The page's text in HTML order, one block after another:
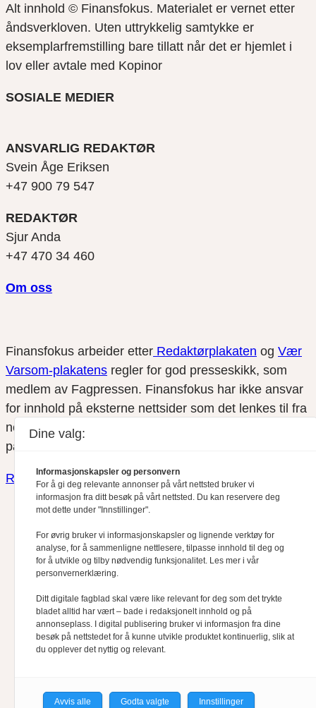
Alt innhold © Finansfokus. Materialet er vernet etter
åndsverkloven. Uten uttrykkelig samtykke er
eksemplarfremstilling bare tillatt når det er hjemlet i
lov eller avtale med Kopinor
SOSIALE MEDIER
ANSVARLIG REDAKTØR
Svein Åge Eriksen
+47 900 79 547
REDAKTØR
Sjur Anda
+47 470 34 460
Om oss
Finansfokus arbeider etter Redaktørplakaten og Vær
Varsom-plakatens regler for god presseskikk, som
medlem av Fagpressen. Finansfokus har ikke ansvar
for innhold på eksterne nettsider som det lenkes til fra
nettsidene. Vi benytter
på våre nettsider.
Redaktørplakaten ● Vær Varsomplakaten
Dine valg:
Informasjonskapsler og personvern
For å gi deg relevante annonser på vårt nettsted bruker vi
informasjon fra ditt besøk på vårt nettsted. Du kan reservere deg
mot dette under "Innstillinger".
For øvrig bruker vi informasjonskapsler og lignende verktøy for
analyse, for å sammenligne nettlesere, tilpasse innhold til deg og
for å utvikle og tilby nødvendig funksjonalitet. Les mer i vår
personvernerklæring.
Ditt digitale fagblad skal være like relevant for deg som det trykte
bladet alltid har vært – bade i redaksjonelt innhold og på
annonseplass. I digital publisering bruker vi informasjon fra dine
besøk på nettstedet for å kunne utvikle produktet kontinuerlig, slik at
du opplever det nyttig og relevant.
Avvis alle Godta valgte Innstillinger